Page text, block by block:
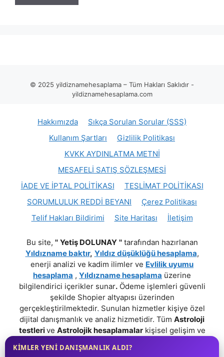
© 2025 yildiznamehesaplama – Tüm Hakları Saklıdır -
yildiznamehesaplama.com
Hakkımızda
Sıkça Sorulan Sorular (SSS)
Kullanım Şartları
Gizlilik Politikası
KVKK AYDINLATMA METNİ
MESAFELİ SATIŞ SÖZLEŞMESİ
İADE VE İPTAL POLİTİKASI
TESLİMAT POLİTİKASI
SORUMLULUK REDDİ BEYANI
Çerez Politikası
Telif Hakları Bildirimi
Site Haritası İletişim
Bu site, '' Yetiş DOLUNAY ''tarafından hazırlanan
Yıldızname baktır, Yıldız düşüklüğü hesaplama,
enerji analizi ve kadim ilimler ve Evlilik uyumu
hesaplama , Yıldızname hesaplama üzerine
bilgilendirici içerikler sunar.Ödeme işlemleri güvenli
şekilde Shopier altyapısı üzerinden
gerçekleştirilmektedir. Sunulan hizmetler kişiye özel
dijital danışmanlık ve analiz hizmetidir. Tüm Astroloji
testlerive Astrolojik hesaplamalarkişisel gelişim ve
farkındalık amaçlıdır;
Profesyonel bir tavsiye niteliği taşımaz.
KİMLER YENİ DANIŞMANLIK ALDI?